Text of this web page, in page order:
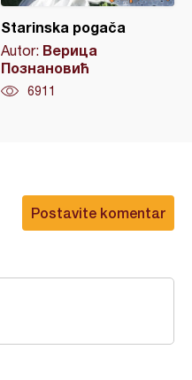
Starinska pogača
Autor: Верица
Познановић
6911
Postavite komentar